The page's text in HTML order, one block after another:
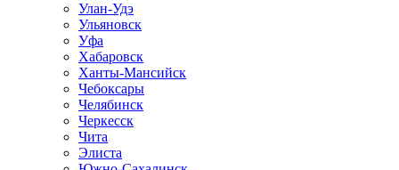
Улан-Удэ
Ульяновск
Уфа
Хабаровск
Ханты-Мансийск
Чебоксары
Челябинск
Черкесск
Чита
Элиста